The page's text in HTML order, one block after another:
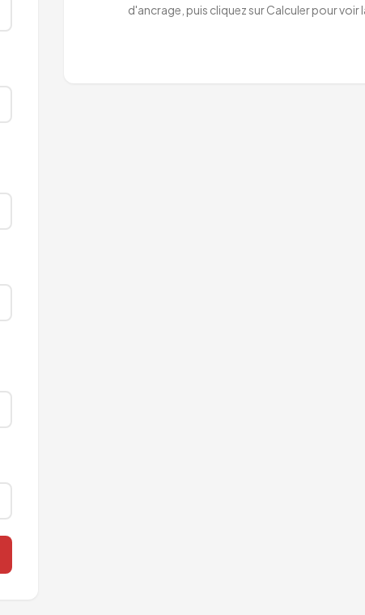
d'ancrage, puis cliquez sur Calculer pour voir